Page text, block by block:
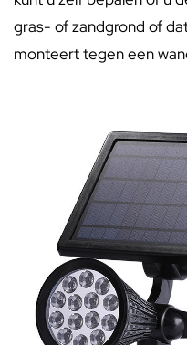
gras- of zandgrond of
monteert tegen een